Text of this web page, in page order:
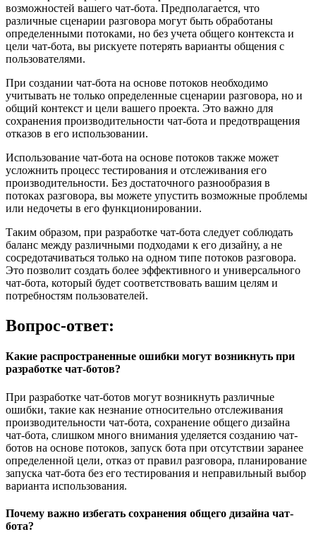
возможностей вашего чат-бота. Предполагается, что
различные сценарии разговора могут быть обработаны
определенными потоками, но без учета общего контекста и
цели чат-бота, вы рискуете потерять варианты общения с
пользователями.
При создании чат-бота на основе потоков необходимо
учитывать не только определенные сценарии разговора, но и
общий контекст и цели вашего проекта. Это важно для
сохранения производительности чат-бота и предотвращения
отказов в его использовании.
Использование чат-бота на основе потоков также может
усложнить процесс тестирования и отслеживания его
производительности. Без достаточного разнообразия в
потоках разговора, вы можете упустить возможные проблемы
или недочеты в его функционировании.
Таким образом, при разработке чат-бота следует соблюдать
баланс между различными подходами к его дизайну, а не
сосредотачиваться только на одном типе потоков разговора.
Это позволит создать более эффективного и универсального
чат-бота, который будет соответствовать вашим целям и
потребностям пользователей.
Вопрос-ответ:
Какие распространенные ошибки могут возникнуть при
разработке чат-ботов?
При разработке чат-ботов могут возникнуть различные
ошибки, такие как незнание относительно отслеживания
производительности чат-бота, сохранение общего дизайна
чат-бота, слишком много внимания уделяется созданию чат-
ботов на основе потоков, запуск бота при отсутствии заранее
определенной цели, отказ от правил разговора, планирование
запуска чат-бота без его тестирования и неправильный выбор
варианта использования.
Почему важно избегать сохранения общего дизайна чат-
бота?